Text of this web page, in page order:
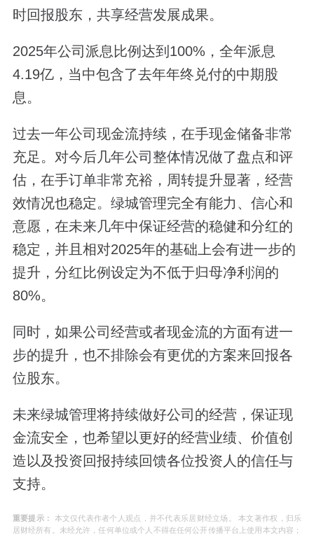
时回报股东，共享经营发展成果。
2025年公司派息比例达到100%， 全年派息
4.19亿，当中包含了去年年终兑付的中期股
息。
过去一年公司现金流持续，在手现金储备非常
充足。对今后几年公司整体情况做了盘点和评
估，在手订单非常充裕，周转提升显著，经营
效情况也稳定。绿城管理完全有能力、信心和
意愿，在未来几年中保证经营的稳健和分红的
稳定，并且相对2025年的基础上会有进一步的
提升，分红比例设定为不低于归母净利润的
80%。
同时，如果公司经营或者现金流的方面有进一
步的提升，也不排除会有更优的方案来回报各
位股东。
未来绿城管理将持续做好公司的经营，保证现
金流安全，也希望以更好的经营业绩、价值创
造以及投资回报持续回馈各位投资人的信任与
支持。
重要提示：
本文仅代表作者个人观点，并不代表乐居财经立场。 本文著作权，归乐
居财经所有。未经允许，任何单位或个人不得在任何公开传播平台上使用本文内容；